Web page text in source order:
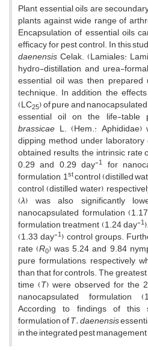
Plant essential oils are
plants against wide range of
Encapsulation of essential oils
efficacy for pest control. In this
daenensisCelak. (Lamiales:
hydro-distillation, and urea-
essential oil was then prepared
technique. In addition, the
(LC25) of pure and
essential oil on the life-table
brassicae L. (Hem.:
dipping method under
obtained results, the intrinsic rate
0.29 and 0.29 day-1 for
formulation, 1stcontrol (distilled
control (distilled water),
(λ) was also significantly
nanocapsulated formulation
formulation treatment (1.24 day-1
(1.33 day-1) control groups.
rate (R0) was 5.24 and 9.84
pure formulations, respectively,
than that for controls. The
time (T) were observed for the 2
nanocapsulated formulation
According to findings of this
formulation ofT. daenensis
in the integrated pest